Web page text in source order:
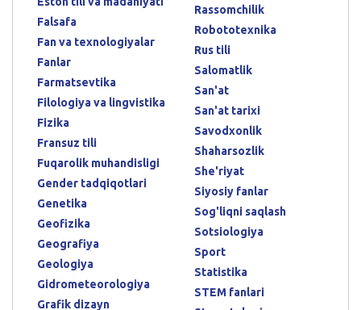
Falsafa
Fan va texnologiyalar
Fanlar
Farmatsevtika
Filologiya va lingvistika
Fizika
Fransuz tili
Fuqarolik muhandisligi
Gender tadqiqotlari
Genetika
Geofizika
Geografiya
Geologiya
Gidrometeorologiya
Grafik dizayn
Rassomchilik
Robototexnika
Rus tili
Salomatlik
San'at
San'at tarixi
Savodxonlik
Shaharsozlik
She'riyat
Siyosiy fanlar
Sog'liqni saqlash
Sotsiologiya
Sport
Statistika
STEM fanlari